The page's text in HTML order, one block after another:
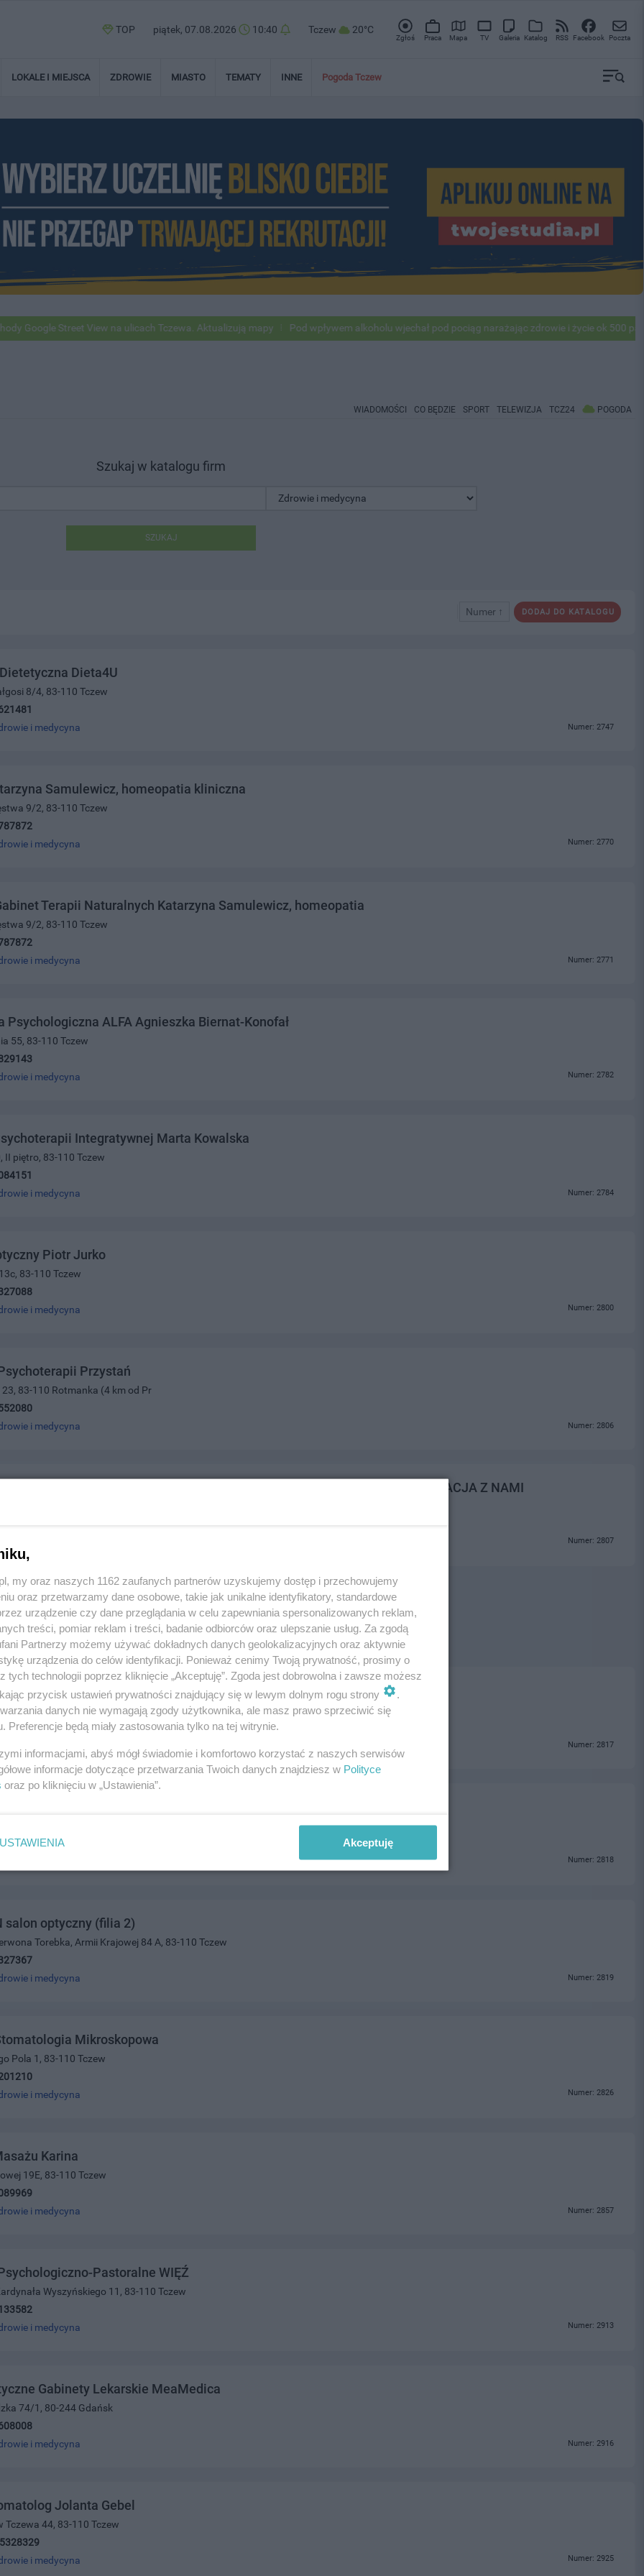
TOP piątek, 07.08.2026 10:40 Tczew 20°C
Zgłoś Praca Mapa TV Galeria Katalog RSS Facebook Poczta
LOKALE I MIEJSCA ZDROWIE MIASTO TEMATY INNE Pogoda Tczew
Street View na ulicach Tczewa. Aktualizują mapy Pod wpływem alkoholu wjechał pod pociąg narażając zdrowie i życie ok 500
WIADOMOŚCI CO BĘDZIE SPORT TELEWIZJA TCZ24 POGODA
Szukaj w katalogu firm
SZUKAJ
DODAJ DO KATALOGU
Numer ↑
Dieta4U
8/4, 83-110 Tczew
i medycyna Numer: 2747
Samulewicz, homeopatia kliniczna
9/2, 83-110 Tczew
i medycyna Numer: 2770
Terapii Naturalnych Katarzyna Samulewicz, homeopatia
9/2, 83-110 Tczew
i medycyna Numer: 2771
Psychologiczna ALFA Agnieszka Biernat-Konofał
55, 83-110 Tczew
i medycyna Numer: 2782
Integratywnej Marta Kowalska
II piętro, 83-110 Tczew
i medycyna Numer: 2784
Piotr Jurko
83-110 Tczew
i medycyna Numer: 2800
Przystań
23, 83-110 Rotmanka (4 km od Pr
i medycyna Numer: 2806
FENSKE-PRYWATNE MOBILNE USŁUGI FIZJOTERAPEUTYCZNE -REHABILITACJA Z NAMI
89-600 Chojnice
Numer: 2807
salon optyczny
1, 83-110 Tczew
Numer: 2817
Numer: 2818
salon optyczny (filia 2)
Torebka, Armii Krajowej 84 A, 83-110 Tczew
i medycyna Numer: 2819
Mikroskopowa
Pola 1, 83-110 Tczew
i medycyna Numer: 2826
Karina
19E, 83-110 Tczew
i medycyna Numer: 2857
Pastoralne WIĘŹ
Wyszyńskiego 11, 83-110 Tczew
i medycyna Numer: 2913
Gabinety Lekarskie MeaMedica
74/1, 80-244 Gdańsk
i medycyna Numer: 2916
Jolanta Gebel
Tczewa 44, 83-110 Tczew
i medycyna Numer: 2925
my oraz naszych 1162 zaufanych partnerów uzyskujemy dostęp i przechowujemy
oraz przetwarzamy dane osobowe, takie jak unikalne identyfikatory, standardowe
urządzenie czy dane przeglądania w celu zapewniania spersonalizowanych reklam,
treści, pomiar reklam i treści, badanie odbiorców oraz ulepszanie usług. Za zgodą
Partnerzy możemy używać dokładnych danych geolokalizacyjnych oraz aktywnie
urządzenia do celów identyfikacji. Ponieważ cenimy Twoją prywatność, prosimy o
tych technologii poprzez kliknięcie „Akceptuję”. Zgoda jest dobrowolna i zawsze możesz
przycisk ustawień prywatności znajdujący się w lewym dolnym rogu strony
.
danych nie wymagają zgody użytkownika, ale masz prawo sprzeciwić się
Preferencje będą miały zastosowania tylko na tej witrynie.
informacjami, abyś mógł świadomie i komfortowo korzystać z naszych serwisów
informacje dotyczące przetwarzania Twoich danych znajdziesz w Polityce
oraz po kliknięciu w „Ustawienia”.
USTAWIENIA Akceptuję